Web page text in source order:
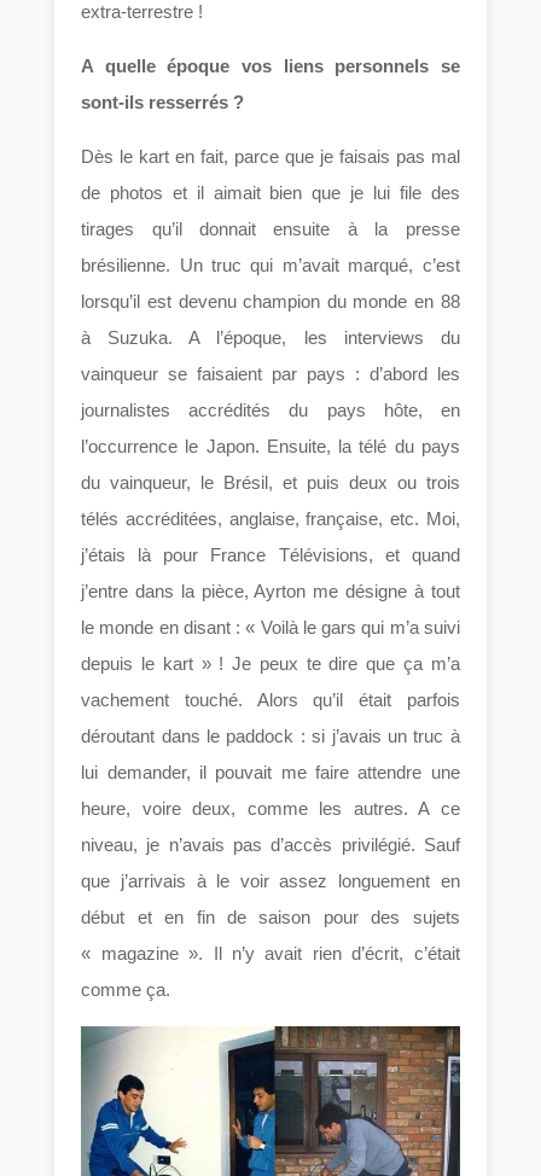
extra-terrestre !
A quelle époque vos liens personnels se
sont-ils resserrés ?
Dès le kart en fait, parce que je faisais pas mal
de photos et il aimait bien que je lui file des
tirages qu’il donnait ensuite à la presse
brésilienne. Un truc qui m’avait marqué, c’est
lorsqu’il est devenu champion du monde en 88
à Suzuka. A l’époque, les interviews du
vainqueur se faisaient par pays : d’abord les
journalistes accrédités du pays hôte, en
l’occurrence le Japon. Ensuite, la télé du pays
du vainqueur, le Brésil, et puis deux ou trois
télés accréditées, anglaise, française, etc. Moi,
j’étais là pour France Télévisions, et quand
j’entre dans la pièce, Ayrton me désigne à tout
le monde en disant : « Voilà le gars qui m’a suivi
depuis le kart » ! Je peux te dire que ça m’a
vachement touché. Alors qu’il était parfois
déroutant dans le paddock : si j’avais un truc à
lui demander, il pouvait me faire attendre une
heure, voire deux, comme les autres. A ce
niveau, je n’avais pas d’accès privilégié. Sauf
que j’arrivais à le voir assez longuement en
début et en fin de saison pour des sujets
« magazine ». Il n’y avait rien d’écrit, c’était
comme ça.